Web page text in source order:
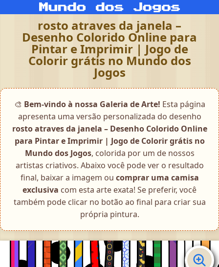
rosto atraves da janela –
Desenho Colorido Online para
Pintar e Imprimir | Jogo de
Colorir grátis no Mundo dos
Jogos
🎨 Bem-vindo à nossa Galeria de Arte! Esta página
apresenta uma versão personalizada do desenho
rosto atraves da janela – Desenho Colorido Online
para Pintar e Imprimir | Jogo de Colorir grátis no
Mundo dos Jogos, colorida por um de nossos
artistas criativos. Abaixo você pode ver o resultado
final, baixar a imagem ou comprar uma camisa
exclusiva com esta arte exata! Se preferir, você
também pode clicar no botão ao final para criar sua
própria pintura.